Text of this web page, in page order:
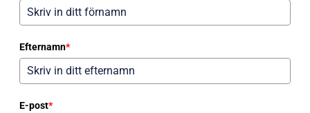
Efternamn*
E-post*